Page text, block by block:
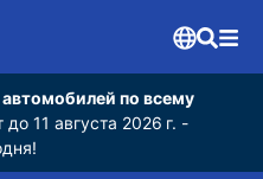
по всему
11 августа 2026 г. -